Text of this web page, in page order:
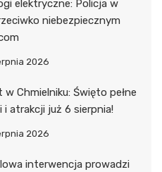
elektryczne: Policja w
niebezpiecznym
2026
w Chmielniku: Święto pełne
i atrakcji już 6 sierpnia!
2026
interwencja prowadzi